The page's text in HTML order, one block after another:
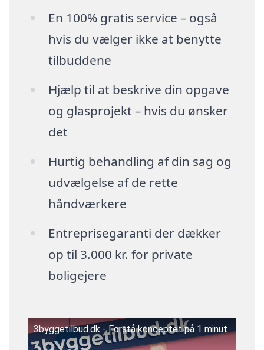
En 100% gratis service – også
hvis du vælger ikke at benytte
tilbuddene
Hjælp til at beskrive din opgave
og glasprojekt – hvis du ønsker
det
Hurtig behandling af din sag og
udvælgelse af de rette
håndværkere
Entreprisegaranti der dækker
op til 3.000 kr. for private
boligejere
3byggetilbud.dk - Forstå konceptet på 1 minut